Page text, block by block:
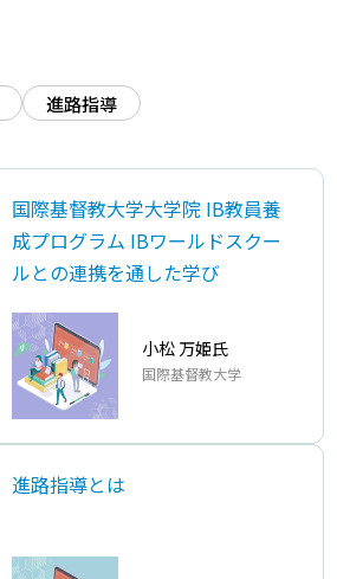
進路指導
国際基督教大学大学院 IB教員養
成プログラム IBワールドスクー
ルとの連携を通した学び
小松 万姫氏
国際基督教大学
進路指導とは